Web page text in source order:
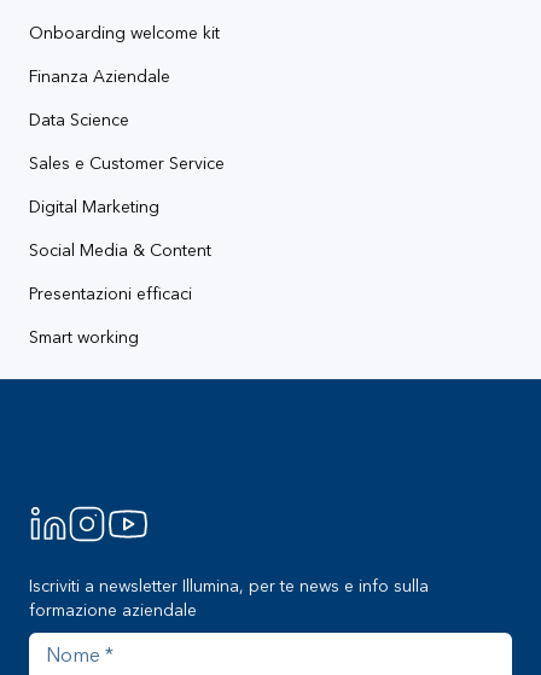
Onboarding welcome kit
Finanza Aziendale
Data Science
Sales e Customer Service
Digital Marketing
Social Media & Content
Presentazioni efficaci
Smart working
Iscriviti a newsletter Illumina, per te news e info sulla
formazione aziendale
Nome
Cognome
Azienda
Indirizzo email